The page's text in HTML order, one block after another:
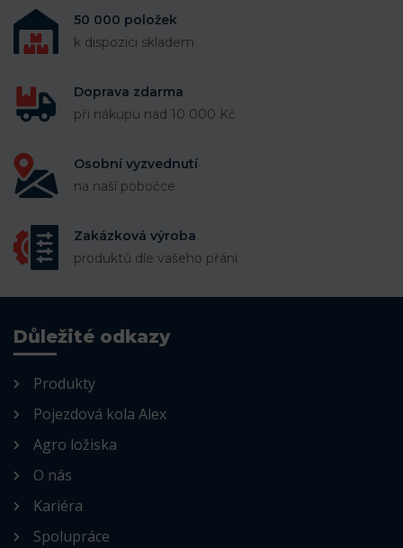
50 000 položek
k dispozici skladem
Doprava zdarma
při nákupu nad 10 000 Kč
Osobní vyzvednutí
na naší pobočce
Zakázková výroba
produktů dle vašeho přání
Důležité odkazy
Produkty
Pojezdová kola Alex
Agro ložiska
O nás
Kariéra
Spolupráce